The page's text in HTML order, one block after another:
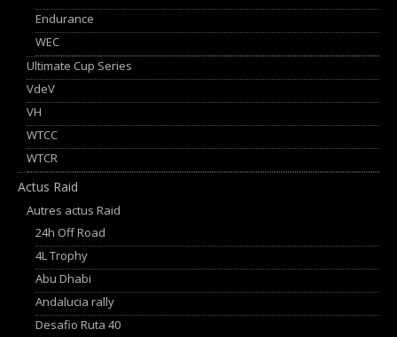
Endurance
WEC
Ultimate Cup Series
VdeV
VH
WTCC
WTCR
Actus Raid
Autres actus Raid
24h Off Road
4L Trophy
Abu Dhabi
Andalucia rally
Desafio Ruta 40